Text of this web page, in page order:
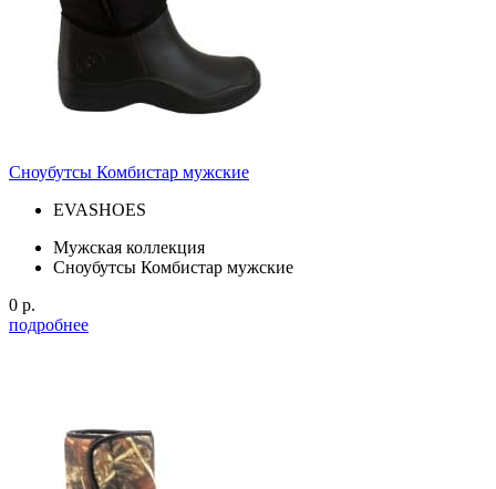
Сноубутсы Комбистар мужские
EVASHOES
Мужская коллекция
Сноубутсы Комбистар мужские
0 р.
подробнее